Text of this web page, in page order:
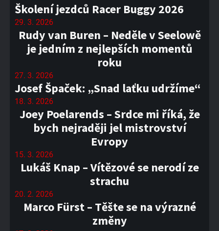
Školení jezdců Racer Buggy 2026
29. 3. 2026
Rudy van Buren – Neděle v Seelowě
je jedním z nejlepších momentů
roku
27. 3. 2026
Josef Špaček: „Snad laťku udržíme“
18. 3. 2026
Joey Poelarends – Srdce mi říká, že
bych nejraději jel mistrovství
Evropy
15. 3. 2026
Lukáš Knap – Vítězové se nerodí ze
strachu
20. 2. 2026
Marco Fürst – Těšte se na výrazné
změny